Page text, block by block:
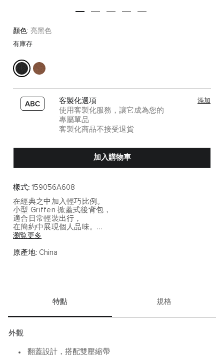
顏色: 亮黑色
有庫存
客製化選項
使用客製化服務，讓它成為您的
專屬單品
客製化商品不接受退貨
添加
加入購物車
樣式: 159056A608
在經典之中加入輕巧比例。
小型 Griffen 掀蓋式後背包，
適合日常輕裝出行，
在簡約中展現個人品味。
• 小巧尺寸，適合日常隨行
瀏覧更多
原產地: China
特點 規格
外觀
翻蓋設計，搭配雙壓縮帶